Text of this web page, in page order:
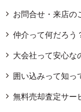
お問合せ・来店の
仲介って何だろう
大会社って安心な
囲い込みって知っ
無料売却査定サー